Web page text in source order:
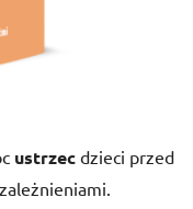
ustrzec dzieci przed